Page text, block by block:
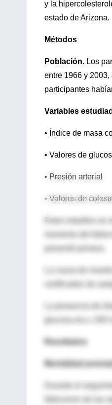
y la
estado de Arizona.
Métodos
Población. Los
entre 1966 y
participantes
Variables
• Índice de masa
• Valores de
• Presión arterial
• Valores de
Estos estudios se
momento del
La causa de
La presencia de
glucosa era ≥
Resultados
Mortalidad
Durante el
fallecieron de las